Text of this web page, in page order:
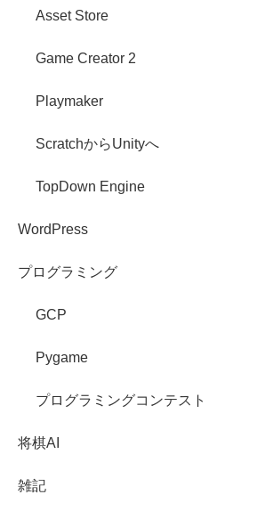
Asset Store
Game Creator 2
Playmaker
ScratchからUnityへ
TopDown Engine
WordPress
プログラミング
GCP
Pygame
プログラミングコンテスト
将棋AI
雑記